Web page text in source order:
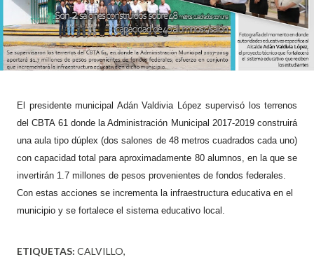
El presidente municipal Adán Valdivia López supervisó los terrenos
del CBTA 61 donde la Administración Municipal 2017-2019 construirá
una aula tipo dúplex (dos salones de 48 metros cuadrados cada uno)
con capacidad total para aproximadamente 80 alumnos, en la que se
invertirán 1.7 millones de pesos provenientes de fondos federales.
Con estas acciones se incrementa la infraestructura educativa en el
municipio y se fortalece el sistema educativo local.
ETIQUETAS: CALVILLO